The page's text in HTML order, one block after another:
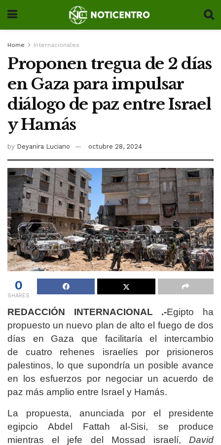
Home Internacionales
Proponen tregua de 2 días
en Gaza para impulsar
diálogo de paz entre Israel
y Hamás
by Deyanira Luciano octubre 28, 2024
0
SHARES
REDACCIÓN INTERNACIONAL .-Egipto ha
propuesto un nuevo plan de alto el fuego de dos
días en Gaza que facilitaría el intercambio
de cuatro rehenes israelíes por prisioneros
palestinos, lo que supondría un posible avance
en los esfuerzos por negociar un acuerdo de
paz más amplio entre Israel y Hamás.
La propuesta, anunciada por el presidente
egipcio Abdel Fattah al-Sisi, se produce
mientras el jefe del Mossad israelí, David